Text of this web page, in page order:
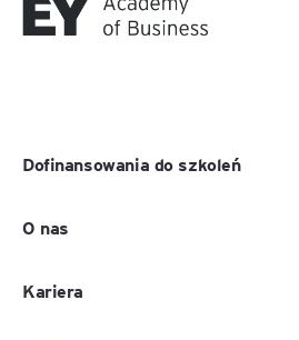
Dofinansowania do szkoleń
O nas
Kariera